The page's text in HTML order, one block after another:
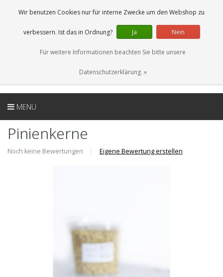
0 Artikel
DE
MENU
Pinienkerne
Noch keine Bewertungen | Eigene Bewertung erstellen
Wir benutzen Cookies nur für interne Zwecke um den Webshop zu
verbessern. Ist das in Ordnung? Ja Nein
Für weitere Informationen beachten Sie bitte unsere
Datenschutzerklärung. »